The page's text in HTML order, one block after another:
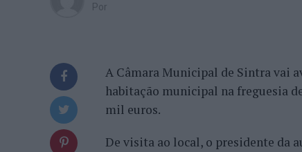
Por
A Câmara Municipal de Sintra vai
habitação municipal na freguesia
mil euros.
De visita ao local, o presidente da